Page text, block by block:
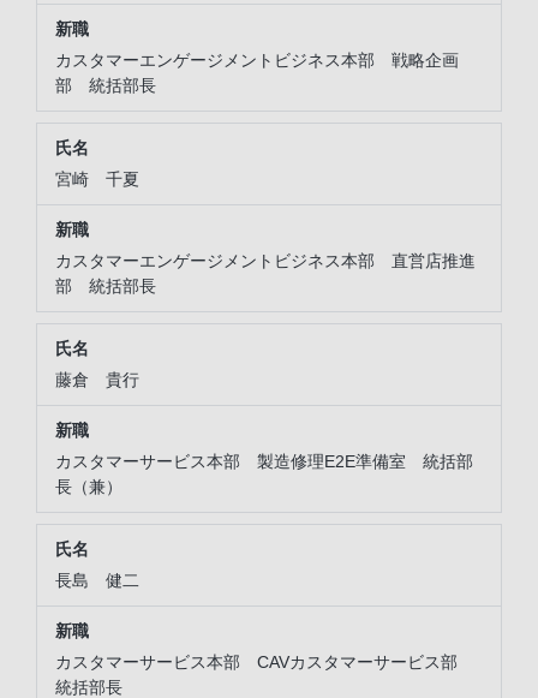
カスタマーエンゲージメントビジネス本部 戦略企画
部 統括部長
宮崎 千夏
カスタマーエンゲージメントビジネス本部 直営店推進
部 統括部長
藤倉 貴行
カスタマーサービス本部 製造修理E2E準備室 統括部
長（兼）
長島 健二
カスタマーサービス本部 CAVカスタマーサービス部
統括部長